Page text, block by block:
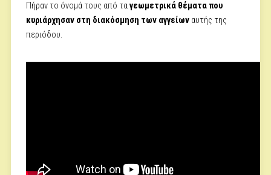
Πήραν το όνομά τους από ταγεωμετρικά θέματα που
κυριάρχησαν στη διακόσμηση των αγγείωναυτής της
περιόδου.